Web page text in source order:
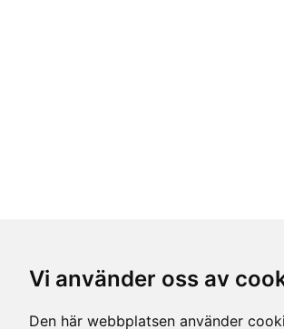
Vi använder oss av
Den här webbplatsen använder